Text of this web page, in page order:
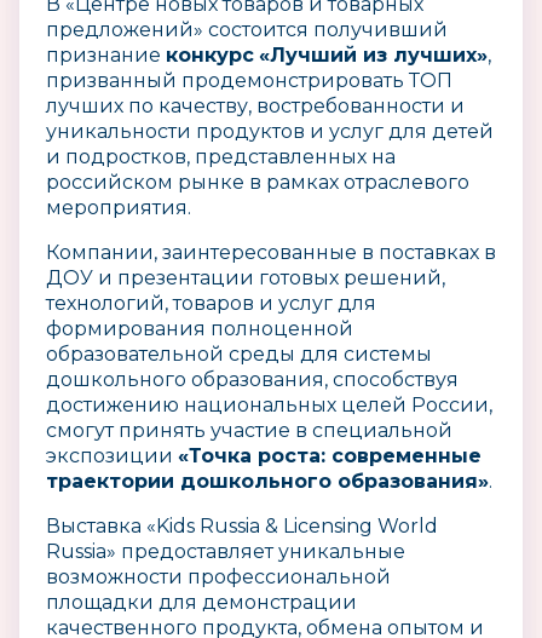
В «Центре новых товаров и товарных
предложений» состоится получивший
признание конкурс «Лучший из лучших»,
призванный продемонстрировать ТОП
лучших по качеству, востребованности и
уникальности продуктов и услуг для детей
и подростков, представленных на
российском рынке в рамках отраслевого
мероприятия.
Компании, заинтересованные в поставках в
ДОУ и презентации готовых решений,
технологий, товаров и услуг для
формирования полноценной
образовательной среды для системы
дошкольного образования, способствуя
достижению национальных целей России,
смогут принять участие в специальной
экспозиции «Точка роста: современные
траектории дошкольного образования».
Выставка «Kids Russia & Licensing World
Russia» предоставляет уникальные
возможности профессиональной
площадки для демонстрации
качественного продукта, обмена опытом и